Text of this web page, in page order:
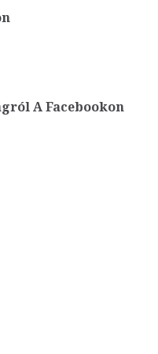
A Facebookon